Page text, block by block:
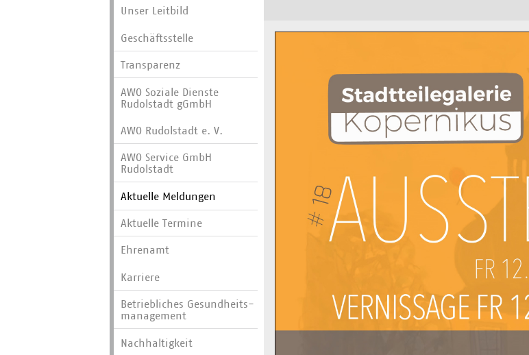
Unser Leitbild
Geschäftsstelle
Transparenz
AWO Soziale Dienste
Rudolstadt gGmbH
AWO Rudolstadt e. V.
AWO Service GmbH
Rudolstadt
Aktuelle Meldungen
Aktuelle Termine
Ehrenamt
Karriere
Betriebliches Gesundheits­
manage­ment
Nachhaltigkeit